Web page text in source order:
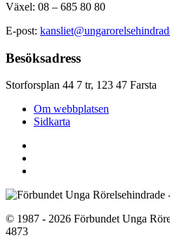
Växel: 08 – 685 80 80
E-post:
Besöksadress
Storforsplan 44 7 tr, 123 47 Farsta
Om webbplatsen
Sidkarta
© 1987 - 2026 Förbundet Unga
4873